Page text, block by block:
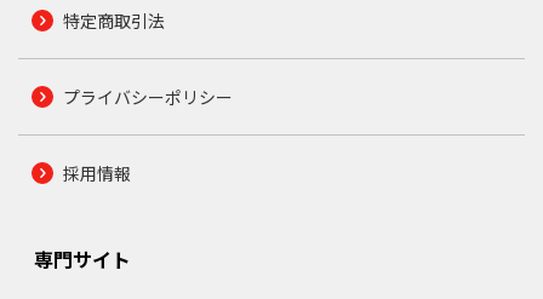
特定商取引法
プライバシーポリシー
採用情報
専門サイト